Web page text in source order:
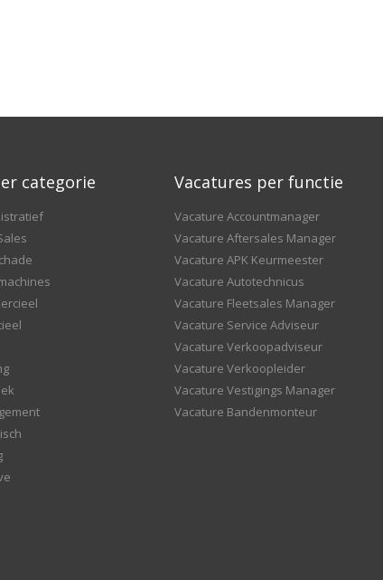
categorie Vacatures per functie
Vacature Accountmanager
Vacature Aftersales Manager
Vacature APK Keurmeester
Vacature Autotechnicus
Vacature Fleetsales Manager
Vacature Service Adviseur
Vacature Verkoopadviseur
Vacature Verkoopleider
Vacature Vestigings Manager
Vacature Bandenmonteur